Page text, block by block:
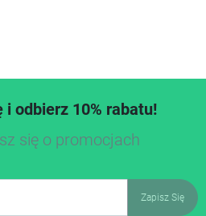
i odbierz 10% rabatu!
się o promocjach